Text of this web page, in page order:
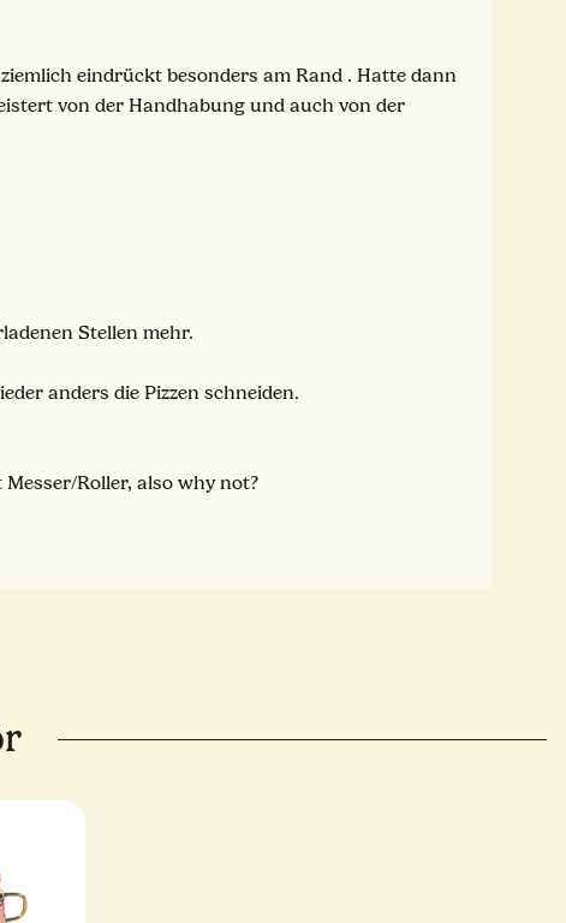
eindrückt besonders am Rand . Hatte dann
von der Handhabung und auch von der
Stellen mehr.
anders die Pizzen schneiden.
Roller, also why not?